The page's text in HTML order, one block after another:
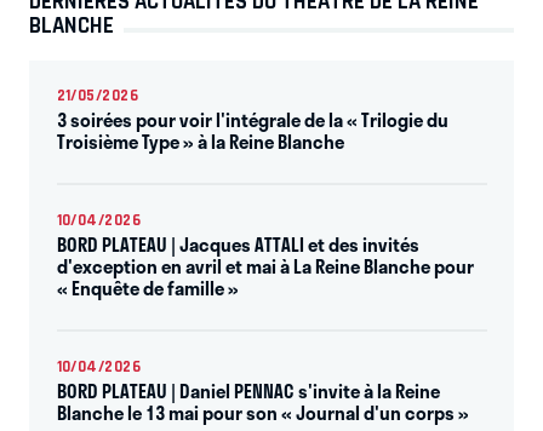
BLANCHE
21/05/2026
3 soirées pour voir l'intégrale de la « Trilogie du
Troisième Type » à la Reine Blanche
10/04/2026
BORD PLATEAU | Jacques ATTALI et des invités
d'exception en avril et mai à La Reine Blanche pour
« Enquête de famille »
10/04/2026
BORD PLATEAU | Daniel PENNAC s'invite à la Reine
Blanche le 13 mai pour son « Journal d'un corps »